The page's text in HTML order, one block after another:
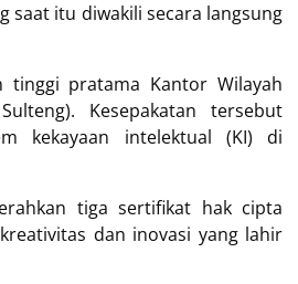
saat itu diwakili secara langsung
pratama Kantor Wilayah
Kesepakatan tersebut
kekayaan intelektual (KI) di
tiga sertifikat hak cipta
dan inovasi yang lahir